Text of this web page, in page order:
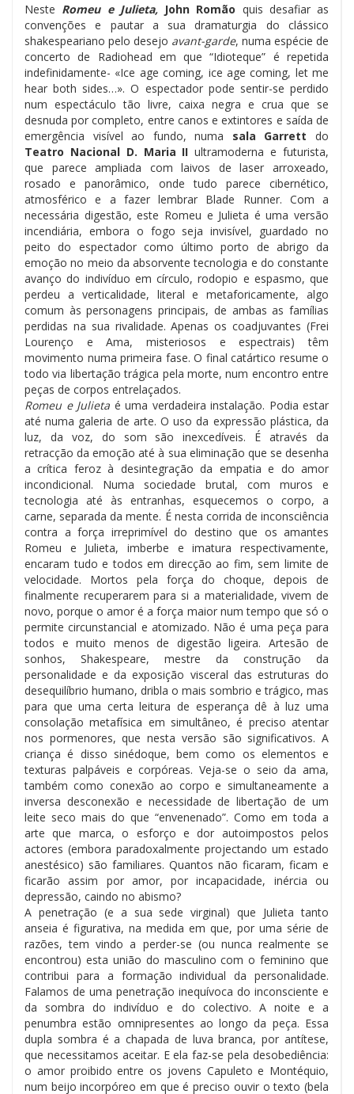
Neste Romeu e Julieta, John Romão quis desafiar as
convenções e pautar a sua dramaturgia do clássico
shakespeariano pelo desejo avant-garde, numa espécie de
concerto de Radiohead em que “Idioteque” é repetida
indefinidamente- «Ice age coming, ice age coming, let me
hear both sides…». O espectador pode sentir-se perdido
num espectáculo tão livre, caixa negra e crua que se
desnuda por completo, entre canos e extintores e saída de
emergência visível ao fundo, numa sala Garrett do
Teatro Nacional D. Maria II ultramoderna e futurista,
que parece ampliada com laivos de laser arroxeado,
rosado e panorâmico, onde tudo parece cibernético,
atmosférico e a fazer lembrar Blade Runner. Com a
necessária digestão, este Romeu e Julieta é uma versão
incendiária, embora o fogo seja invisível, guardado no
peito do espectador como último porto de abrigo da
emoção no meio da absorvente tecnologia e do constante
avanço do indivíduo em círculo, rodopio e espasmo, que
perdeu a verticalidade, literal e metaforicamente, algo
comum às personagens principais, de ambas as famílias
perdidas na sua rivalidade. Apenas os coadjuvantes (Frei
Lourenço e Ama, misteriosos e espectrais) têm
movimento numa primeira fase. O final catártico resume o
todo via libertação trágica pela morte, num encontro entre
peças de corpos entrelaçados.
Romeu e Julieta é uma verdadeira instalação. Podia estar
até numa galeria de arte. O uso da expressão plástica, da
luz, da voz, do som são inexcedíveis. É através da
retracção da emoção até à sua eliminação que se desenha
a crítica feroz à desintegração da empatia e do amor
incondicional. Numa sociedade brutal, com muros e
tecnologia até às entranhas, esquecemos o corpo, a
carne, separada da mente. É nesta corrida de inconsciência
contra a força irreprimível do destino que os amantes
Romeu e Julieta, imberbe e imatura respectivamente,
encaram tudo e todos em direcção ao fim, sem limite de
velocidade. Mortos pela força do choque, depois de
finalmente recuperarem para si a materialidade, vivem de
novo, porque o amor é a força maior num tempo que só o
permite circunstancial e atomizado. Não é uma peça para
todos e muito menos de digestão ligeira. Artesão de
sonhos, Shakespeare, mestre da construção da
personalidade e da exposição visceral das estruturas do
desequilíbrio humano, dribla o mais sombrio e trágico, mas
para que uma certa leitura de esperança dê à luz uma
consolação metafísica em simultâneo, é preciso atentar
nos pormenores, que nesta versão são significativos. A
criança é disso sinédoque, bem como os elementos e
texturas palpáveis e corpóreas. Veja-se o seio da ama,
também como conexão ao corpo e simultaneamente a
inversa desconexão e necessidade de libertação de um
leite seco mais do que “envenenado”. Como em toda a
arte que marca, o esforço e dor autoimpostos pelos
actores (embora paradoxalmente projectando um estado
anestésico) são familiares. Quantos não ficaram, ficam e
ficarão assim por amor, por incapacidade, inércia ou
depressão, caindo no abismo?
A penetração (e a sua sede virginal) que Julieta tanto
anseia é figurativa, na medida em que, por uma série de
razões, tem vindo a perder-se (ou nunca realmente se
encontrou) esta união do masculino com o feminino que
contribui para a formação individual da personalidade.
Falamos de uma penetração inequívoca do inconsciente e
da sombra do indivíduo e do colectivo. A noite e a
penumbra estão omnipresentes ao longo da peça. Essa
dupla sombra é a chapada de luva branca, por antítese,
que necessitamos aceitar. E ela faz-se pela desobediência:
o amor proibido entre os jovens Capuleto e Montéquio,
num beijo incorpóreo em que é preciso ouvir o texto (bela